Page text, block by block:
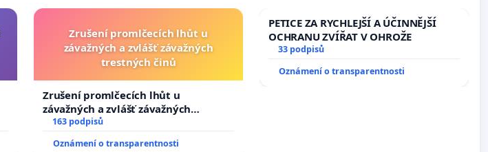
Zrušení promlčecích lhůt u
závažných a zvlášť závažných
trestných činů
Zrušení promlčecích lhůt u
závažných a zvlášť závažných
trestných činů
163 podpisů
Oznámení o transparentnosti
PETICE ZA RYCHLEJŠÍ A ÚČINNĚJŠÍ
OCHRANU ZVÍŘAT V OHROŽE
33 podpisů
Oznámení o transparentnosti